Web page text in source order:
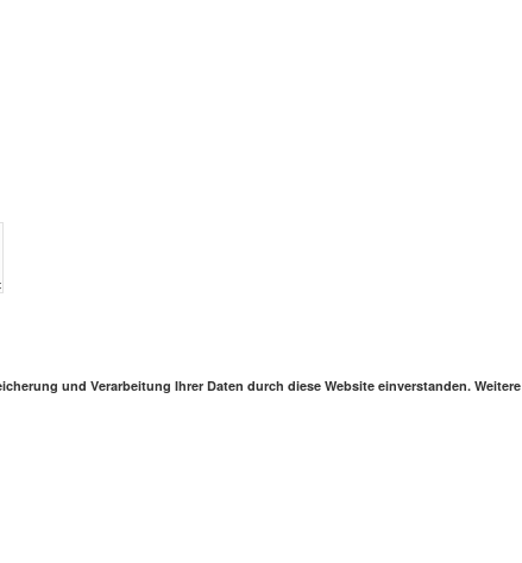
und Verarbeitung Ihrer Daten durch diese Website einverstanden. Weitere